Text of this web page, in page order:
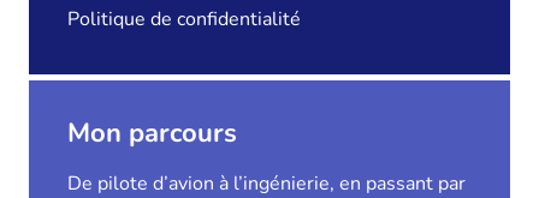
Politique de confidentialité
Mon parcours
De pilote d’avion à l’ingénierie, en passant par